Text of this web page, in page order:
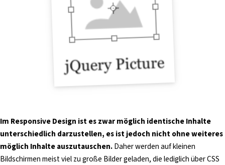
Im Responsive Design ist es zwar möglich identische Inhalte
unterschiedlich darzustellen, es ist jedoch nicht ohne weiteres
möglich Inhalte auszutauschen.Daher werden auf kleinen
Bildschirmen meist viel zu große Bilder geladen, die lediglich über CSS